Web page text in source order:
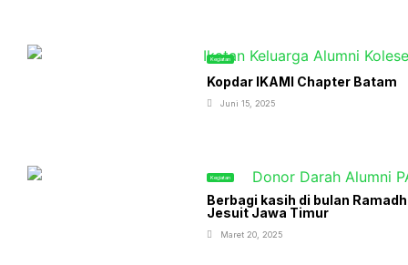
Kegiatan
Kopdar IKAMI Chapter Batam
Juni 15, 2025
Kegiatan
Berbagi kasih di bulan
Jesuit Jawa Timur
Maret 20, 2025